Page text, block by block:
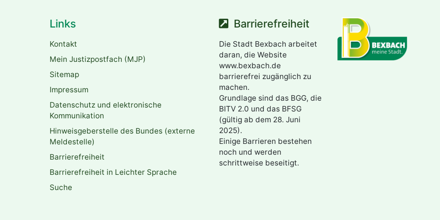
Links
Kontakt
Mein Justizpostfach (MJP)
Sitemap
Impressum
Datenschutz und elektronische
Kommunikation
Hinweisgeberstelle des Bundes (externe
Meldestelle)
Barrierefreiheit
Barrierefreiheit in Leichter Sprache
Suche
Barrierefreiheit
Die Stadt Bexbach arbeitet
daran, die Website
www.bexbach.de
barrierefrei zugänglich zu
machen.
Grundlage sind das BGG, die
BITV 2.0 und das BFSG
(gültig ab dem 28. Juni
2025).
Einige Barrieren bestehen
noch und werden
schrittweise beseitigt.